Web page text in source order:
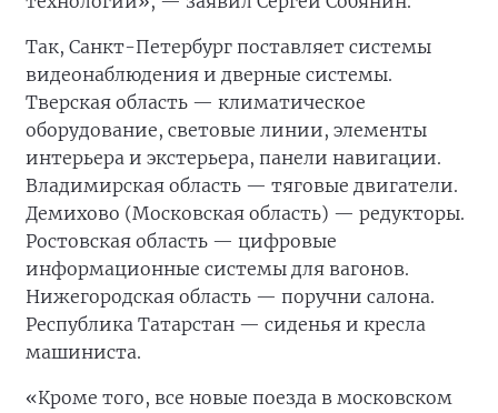
Так, Санкт-Петербург поставляет системы
видеонаблюдения и дверные системы.
Тверская область — климатическое
оборудование, световые линии, элементы
интерьера и экстерьера, панели навигации.
Владимирская область — тяговые двигатели.
Демихово (Московская область) — редукторы.
Ростовская область — цифровые
информационные системы для вагонов.
Нижегородская область — поручни салона.
Республика Татарстан — сиденья и кресла
машиниста.
«Кроме того, все новые поезда в московском